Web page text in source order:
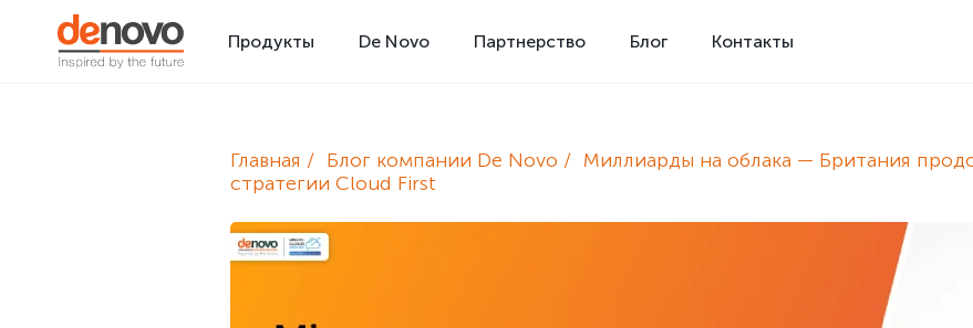
Продукты De Novo Партнерство Блог Контакты
Главная Блог компании De Novo
Миллиарды на облака — Британия
стратегии Cloud First